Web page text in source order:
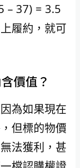
– 37) = 3.5
履約，就可
價值？
為如果現在
但標的物價
法獲利，甚